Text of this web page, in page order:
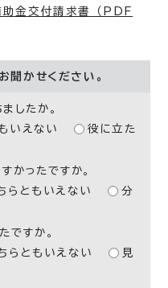
金交付請求書 （PDF
聞かせください。
したか。
いえない
役に立た
かったですか。
らともいえない
分
ですか。
らともいえない
見